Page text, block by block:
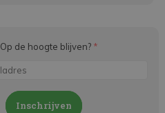
Op de hoogte blijven? *
Inschrijven